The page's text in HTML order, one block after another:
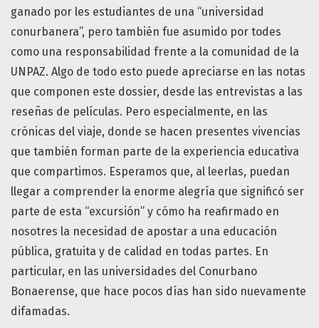
ganado por les estudiantes de una “universidad
conurbanera”, pero también fue asumido por todes
como una responsabilidad frente a la comunidad de la
UNPAZ. Algo de todo esto puede apreciarse en las notas
que componen este dossier, desde las entrevistas a las
reseñas de películas. Pero especialmente, en las
crónicas del viaje, donde se hacen presentes vivencias
que también forman parte de la experiencia educativa
que compartimos. Esperamos que, al leerlas, puedan
llegar a comprender la enorme alegría que significó ser
parte de esta “excursión” y cómo ha reafirmado en
nosotres la necesidad de apostar a una educación
pública, gratuita y de calidad en todas partes. En
particular, en las universidades del Conurbano
Bonaerense, que hace pocos días han sido nuevamente
difamadas.